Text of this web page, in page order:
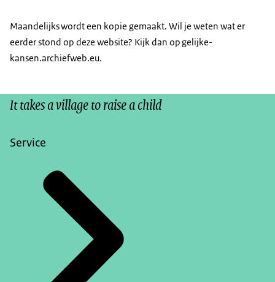
Maandelijks wordt een kopie gemaakt. Wil je weten wat er
eerder stond op deze website? Kijk dan op gelijke-
kansen.archiefweb.eu.
It takes a village to raise a child
Service